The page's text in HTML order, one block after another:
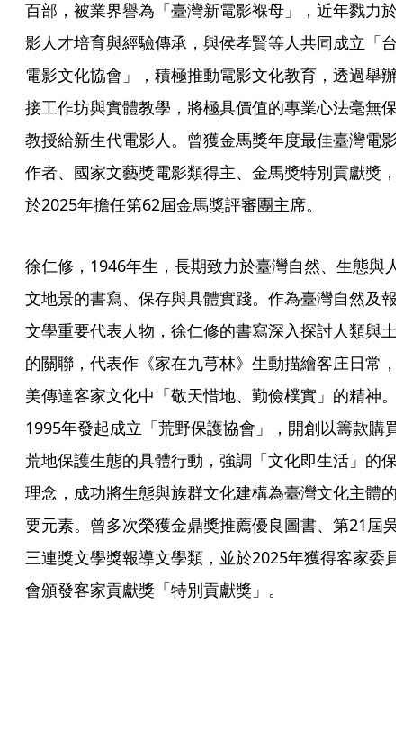
百部，被業界譽為「臺灣新電影褓母」，近年戮力於
影人才培育與經驗傳承，與侯孝賢等人共同成立「台
電影文化協會」，積極推動電影文化教育，透過舉辦
接工作坊與實體教學，將極具價值的專業心法毫無保
教授給新生代電影人。曾獲金馬獎年度最佳臺灣電影
作者、國家文藝獎電影類得主、金馬獎特別貢獻獎，
於2025年擔任第62屆金馬獎評審團主席。
徐仁修，1946年生，長期致力於臺灣自然、生態與人
文地景的書寫、保存與具體實踐。作為臺灣自然及報
文學重要代表人物，徐仁修的書寫深入探討人類與土
的關聯，代表作《家在九芎林》生動描繪客庄日常，
美傳達客家文化中「敬天惜地、勤儉樸實」的精神。
1995年發起成立「荒野保護協會」，開創以籌款購買
荒地保護生態的具體行動，強調「文化即生活」的保
理念，成功將生態與族群文化建構為臺灣文化主體的
要元素。曾多次榮獲金鼎獎推薦優良圖書、第21屆吳
三連獎文學獎報導文學類，並於2025年獲得客家委員
會頒發客家貢獻獎「特別貢獻獎」。